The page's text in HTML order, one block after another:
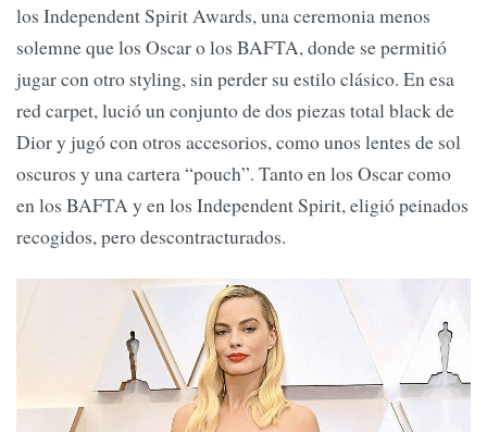
los Independent Spirit Awards, una ceremonia menos
solemne que los Oscar o los BAFTA, donde se permitió
jugar con otro styling, sin perder su estilo clásico. En esa
red carpet, lució un conjunto de dos piezas total black de
Dior y jugó con otros accesorios, como unos lentes de sol
oscuros y una cartera “pouch”. Tanto en los Oscar como
en los BAFTA y en los Independent Spirit, eligió peinados
recogidos, pero descontracturados.